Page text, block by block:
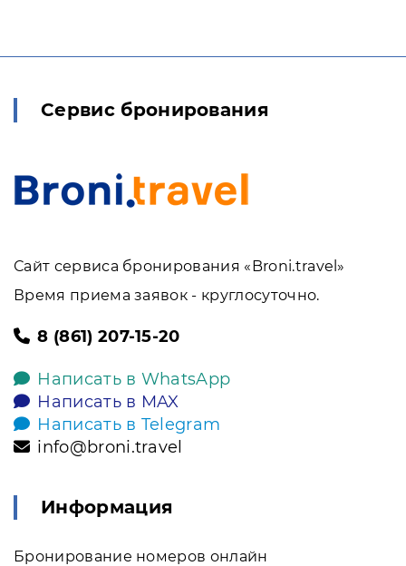
Сервис бронирования
Сайт сервиса бронирования «Broni.travel»
Время приема заявок - круглосуточно.
8 (861) 207-15-20
Написать в WhatsApp
Написать в MAX
Написать в Telegram
info@broni.travel
Информация
Бронирование номеров онлайн